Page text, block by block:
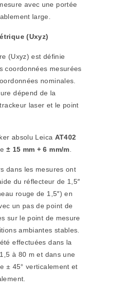
avec une portée
large.
(Uxyz)
(Uxyz) est définie
coordonnées mesurées
nominales.
dépend de la
laser et le point
absolu Leica AT402
± 15 mm + 6 mm/m.
dans les mesures ont
du réflecteur de 1,5″
rouge de 1,5″) en
un pas de point de
sur le point de mesure
ambiantes stables.
effectuées dans la
à 80 m et dans une
± 45° verticalement et